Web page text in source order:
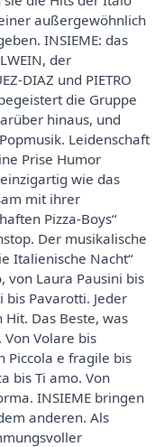
außergewöhnlich
INSIEME: das
der
DIAZ und PIETRO
die Gruppe
hinaus, und
Leidenschaft
Prise Humor
wie das
mit ihrer
Pizza-Boys“
Der musikalische
Italienische Nacht“
von Laura Pausini bis
bis Pavarotti. Jeder
Hit. Das Beste, was
Volare bis
Piccola e fragile bis
bis Ti amo. Von
INSIEME bringen
anderen. Als